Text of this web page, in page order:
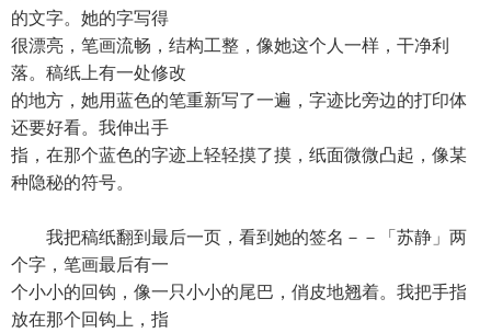
的文字。她的字写得
很漂亮，笔画流畅，结构工整，像她这个人一样，干净利
落。稿纸上有一处修改
的地方，她用蓝色的笔重新写了一遍，字迹比旁边的打印体
还要好看。我伸出手
指，在那个蓝色的字迹上轻轻摸了摸，纸面微微凸起，像某
种隐秘的符号。
我把稿纸翻到最后一页，看到她的签名－－「苏静」两
个字，笔画最后有一
个小小的回钩，像一只小小的尾巴，俏皮地翘着。我把手指
放在那个回钩上，指